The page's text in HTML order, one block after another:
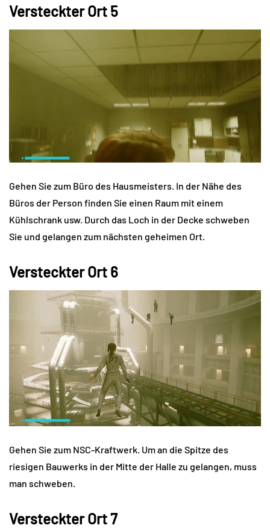
Versteckter Ort 5
Gehen Sie zum Büro des Hausmeisters. In der Nähe des
Büros der Person finden Sie einen Raum mit einem
Kühlschrank usw. Durch das Loch in der Decke schweben
Sie und gelangen zum nächsten geheimen Ort.
Versteckter Ort 6
Gehen Sie zum NSC-Kraftwerk. Um an die Spitze des
riesigen Bauwerks in der Mitte der Halle zu gelangen, muss
man schweben.
Versteckter Ort 7